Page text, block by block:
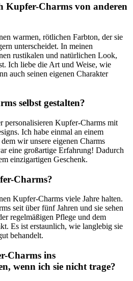
Kupfer-Charms von anderen
warmen, rötlichen‍ Farbton, der sie
unterscheidet. In meinen
rustikalen und⁢ natürlichen ‌Look,
Ich liebe die Art und Weise, wie
auch seinen eigenen Charakter
selbst gestalten?
personalisieren Kupfer-Charms mit‍
Ich habe einmal an einem
wir unsere eigenen Charms
⁢eine großartige⁣ Erfahrung! Dadurch
einzigartigen⁢ Geschenk.
Charms?
Kupfer-Charms viele Jahre halten.
seit über fünf Jahren und sie sehen
regelmäßigen Pflege und‍ dem
​Es ist erstaunlich, wie langlebig ‌sie
behandelt.
Charms ins​
wenn ich ‍sie nicht trage?